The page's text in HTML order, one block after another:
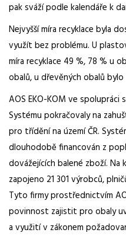
pak sváží podle kalendáře k
Nejvyšší míra recyklace byla
využít bez problému. U
míra recyklace 49 %, 78 % u
obalů, u dřevěných obalů
AOS EKO-KOM ve spolupráci
Systému pokračovaly na
pro třídění na území ČR.
dlouhodobě financován z
dovážejících balené zboží.
zapojeno 21 301 výrobců,
Tyto firmy prostřednictvím
povinnost zajistit pro obaly
a využití v zákonem